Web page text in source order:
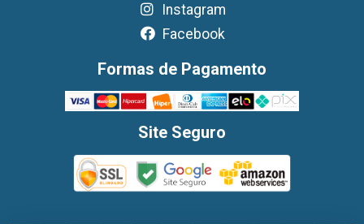
Instagram
Facebook
Formas de Pagamento
Site Seguro